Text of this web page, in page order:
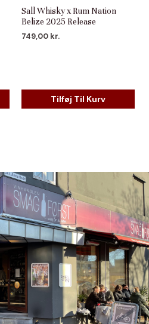
Sall Whisky x Rum Nation
Belize 2025 Release
749,00 kr.
Tilføj Til Kurv